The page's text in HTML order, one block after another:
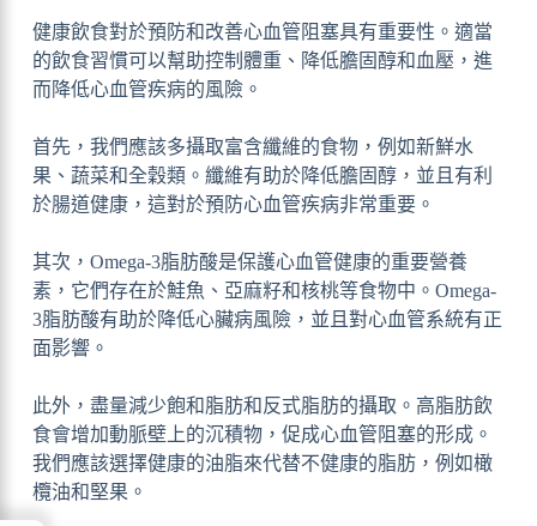
健康飲食對於預防和改善心血管阻塞具有重要性。適當
的飲食習慣可以幫助控制體重、降低膽固醇和血壓，進
而降低心血管疾病的風險。
首先，我們應該多攝取富含纖維的食物，例如新鮮水
果、蔬菜和全穀類。纖維有助於降低膽固醇，並且有利
於腸道健康，這對於預防心血管疾病非常重要。
其次，Omega-3脂肪酸是保護心血管健康的重要營養
素，它們存在於鮭魚、亞麻籽和核桃等食物中。Omega-
3脂肪酸有助於降低心臟病風險，並且對心血管系統有正
面影響。
此外，盡量減少飽和脂肪和反式脂肪的攝取。高脂肪飲
食會增加動脈壁上的沉積物，促成心血管阻塞的形成。
我們應該選擇健康的油脂來代替不健康的脂肪，例如橄
欖油和堅果。